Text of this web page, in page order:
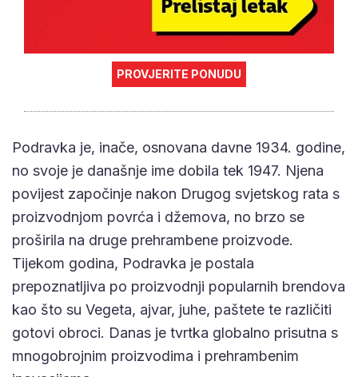
PROVJERITE PONUDU
Podravka je, inače, osnovana davne 1934. godine,
no svoje je današnje ime dobila tek 1947. Njena
povijest započinje nakon Drugog svjetskog rata s
proizvodnjom povrća i džemova, no brzo se
proširila na druge prehrambene proizvode.
Tijekom godina, Podravka je postala
prepoznatljiva po proizvodnji popularnih brendova
kao što su Vegeta, ajvar, juhe, paštete te različiti
gotovi obroci. Danas je tvrtka globalno prisutna s
mnogobrojnim proizvodima i prehrambenim